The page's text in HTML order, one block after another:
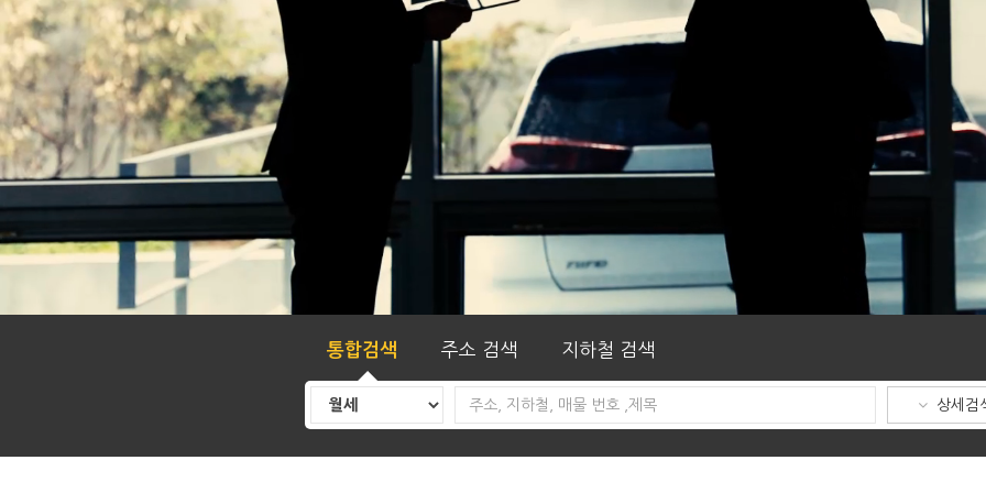
통합검색 주소 검색 지하철 검색
상세검